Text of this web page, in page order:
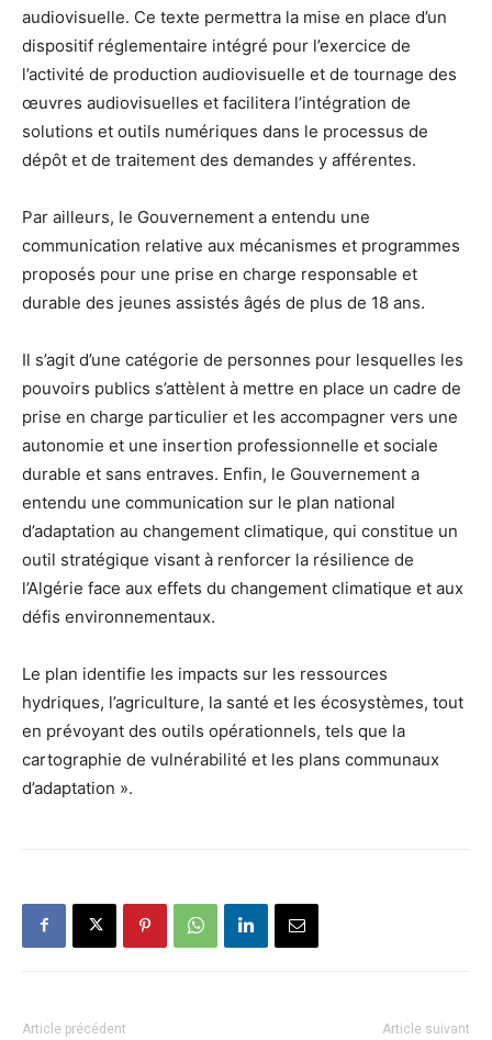
audiovisuelle. Ce texte permettra la mise en place d’un
dispositif réglementaire intégré pour l’exercice de
l’activité de production audiovisuelle et de tournage des
œuvres audiovisuelles et facilitera l’intégration de
solutions et outils numériques dans le processus de
dépôt et de traitement des demandes y afférentes.
Par ailleurs, le Gouvernement a entendu une
communication relative aux mécanismes et programmes
proposés pour une prise en charge responsable et
durable des jeunes assistés âgés de plus de 18 ans.
Il s’agit d’une catégorie de personnes pour lesquelles les
pouvoirs publics s’attèlent à mettre en place un cadre de
prise en charge particulier et les accompagner vers une
autonomie et une insertion professionnelle et sociale
durable et sans entraves. Enfin, le Gouvernement a
entendu une communication sur le plan national
d’adaptation au changement climatique, qui constitue un
outil stratégique visant à renforcer la résilience de
l’Algérie face aux effets du changement climatique et aux
défis environnementaux.
Le plan identifie les impacts sur les ressources
hydriques, l’agriculture, la santé et les écosystèmes, tout
en prévoyant des outils opérationnels, tels que la
cartographie de vulnérabilité et les plans communaux
d’adaptation ».
Article précédent Article suivant